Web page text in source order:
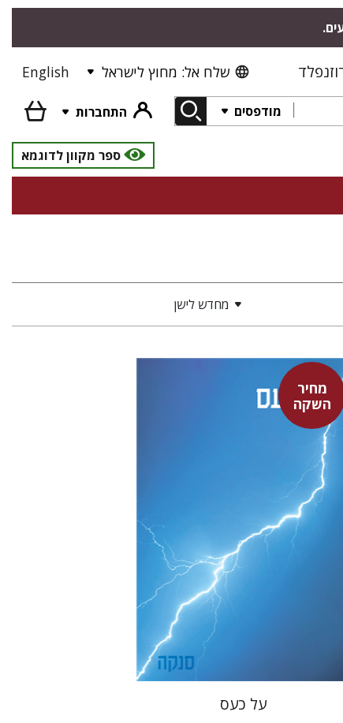
שלח אל: מחוץ לישראל English
מודפסים
התחברות
ספר מקוון לדוגמא
מחדש לישן
מחיר
השקה
סנקה
דבורה גילולה
דבורה גילולה
מחיר השקה
על כעס